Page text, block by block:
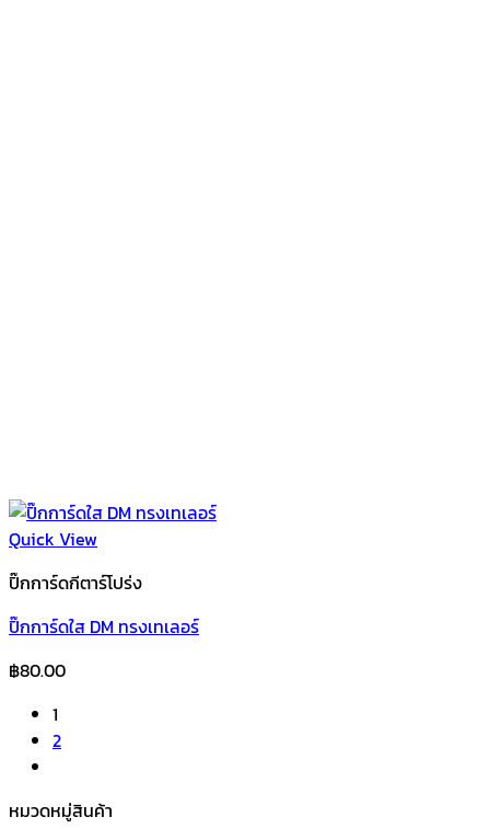
Quick View
ปิ๊กการ์ดกีตาร์โปร่ง
ปิ๊กการ์ดใส DM ทรงเทเลอร์
฿80.00
1
2
หมวดหมู่สินค้า